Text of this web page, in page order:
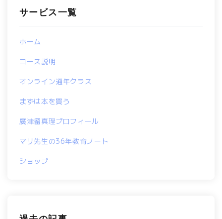
サービス一覧
ホーム
コース説明
オンライン通年クラス
まずは本を買う
廣津留真理プロフィール
マリ先生の36年教育ノート
ショップ